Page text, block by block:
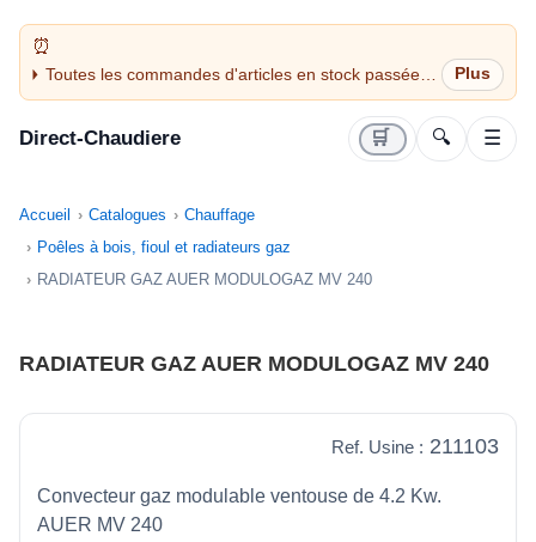
Toutes les commandes d'articles en stock passées
avant 14H sont expédiées le jour même (jours
Direct-Chaudiere 🛒 🔍 ☰
Accueil Catalogues
Chauffage
Poêles à bois, fioul et radiateurs gaz
RADIATEUR GAZ AUER MODULOGAZ MV 240
RADIATEUR GAZ AUER MODULOGAZ MV 240
Ref. Usine : 211103
Convecteur gaz modulable ventouse de 4.2 Kw.
AUER MV 240